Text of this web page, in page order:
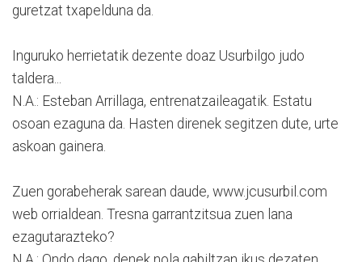
guretzat txapelduna da.
Inguruko herrietatik dezente doaz Usurbilgo judo
taldera...
N.A.: Esteban Arrillaga, entrenatzaileagatik. Estatu
osoan ezaguna da. Hasten direnek segitzen dute, urte
askoan gainera.
Zuen gorabeherak sarean daude, www.jcusurbil.com
web orrialdean. Tresna garrantzitsua zuen lana
ezagutarazteko?